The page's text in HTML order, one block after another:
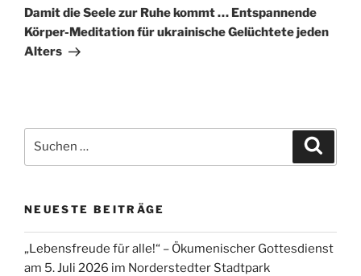
Beitrag
Damit die Seele zur Ruhe kommt … Entspannende
Körper-Meditation für ukrainische Gelüchtete jeden
Alters
nach:
NEUESTE BEITRÄGE
„Lebensfreude für alle!“ – Ökumenischer Gottesdienst
am 5. Juli 2026 im Norderstedter Stadtpark